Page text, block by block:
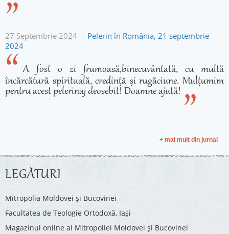
27 Septembrie 2024
Pelerin în România, 21 septembrie
2024
A fost o zi frumoasă,binecuvântată, cu multă
încărcătură spirituală, credință și rugăciune. Mulțumim
pentru acest pelerinaj deosebit! Doamne ajută!
+ mai mult din jurnal
LEGĂTURI
Mitropolia Moldovei și Bucovinei
Facultatea de Teologie Ortodoxă, Iaşi
Magazinul online al Mitropoliei Moldovei și Bucovinei